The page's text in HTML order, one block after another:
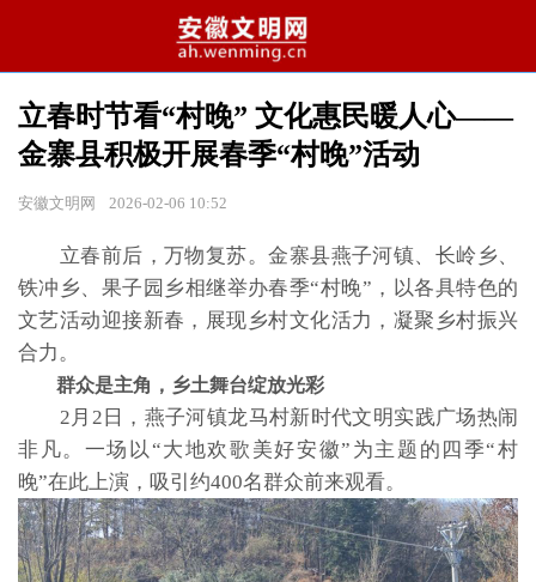
立春时节看“村晚” 文化惠民暖人心——
金寨县积极开展春季“村晚”活动
安徽文明网 2026-02-06 10:52
立春前后，万物复苏。金寨县燕子河镇、长岭乡、
铁冲乡、果子园乡相继举办春季“村晚”，以各具特色的
文艺活动迎接新春，展现乡村文化活力，凝聚乡村振兴
合力。
群众是主角，乡土舞台绽放光彩
2月2日，燕子河镇龙马村新时代文明实践广场热闹
非凡。一场以“大地欢歌美好安徽”为主题的四季“村
晚”在此上演，吸引约400名群众前来观看。